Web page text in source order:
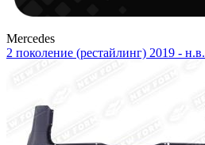
Mercedes
2 поколение (рестайлинг) 2019 - н.в.